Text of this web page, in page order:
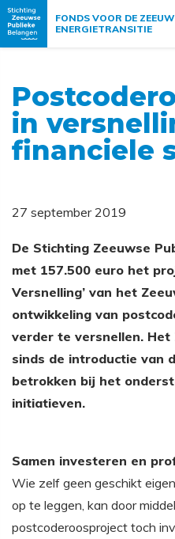
FONDS VOOR DE
ENERGIETRANSITIE
in
financiele
27 september 2019
De Stichting Zeeuwse
met 157.500 euro het
Versnelling’ van het
ontwikkeling van
verder te versnellen. Het
sinds de introductie van
betrokken bij het
initiatieven.
Samen investeren en
Wie zelf geen geschikt
op te leggen, kan door
postcoderoosproject toch